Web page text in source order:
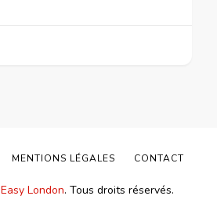
Easy London. Tous droits réservés.
MENTIONS LÉGALES CONTACT